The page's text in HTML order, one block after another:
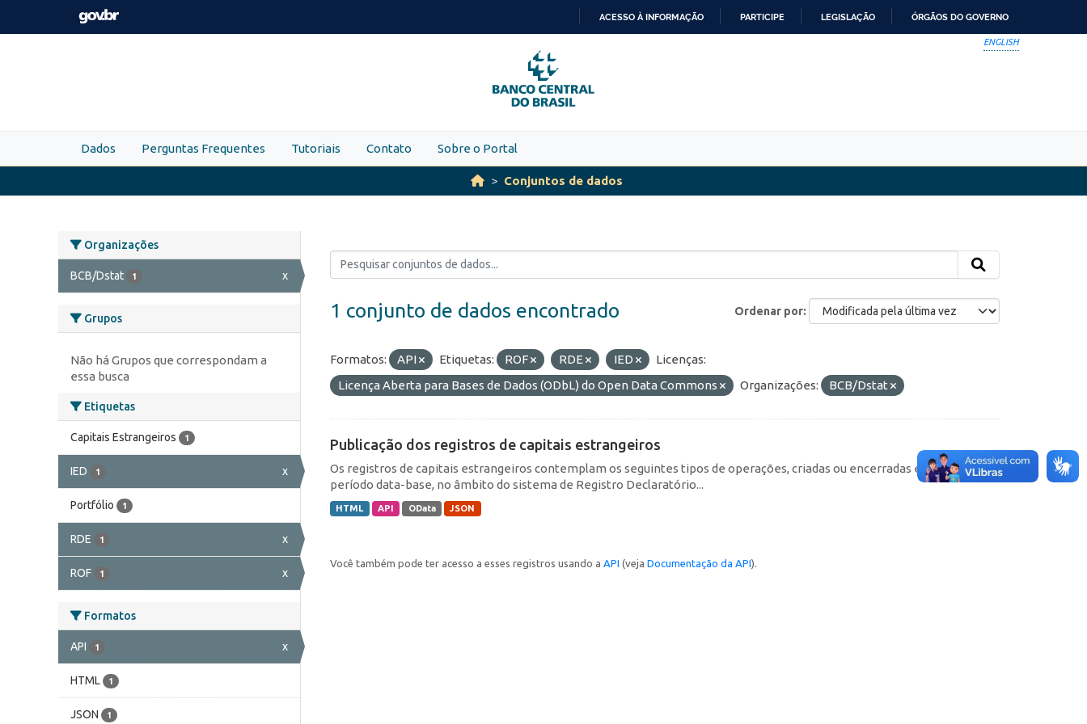
Skip to main content
PARA
O
CONTEÚDO
ACESSO À INFORMAÇÃO PARTICIPE LEGISLAÇÃO ÓRGÃOS DO GOVERNO
ENGLISH
Dados Perguntas Frequentes Tutoriais Contato Sobre o Portal
Conjuntos de dados
Organizações
BCB/Dstat 1 x
Grupos
Não há Grupos que correspondam a
essa busca
Etiquetas
Capitais Estrangeiros 1
IED 1 x
Portfólio 1
RDE 1 x
ROF 1 x
Formatos
API 1 x
HTML 1
JSON 1
Ordenar por
1 conjunto de dados encontrado
Formatos: API Etiquetas: ROF RDE IED
Licenças:
Licença Aberta para Bases de Dados (ODbL) do Open Data Commons
Organizações: BCB/Dstat
Publicação dos registros de capitais estrangeiros
Os registros de capitais estrangeiros contemplam os seguintes tipos de operações, criadas ou encerradas em cada
período data-base, no âmbito do sistema de Registro Declaratório...
HTML API OData JSON
Você também pode ter acesso a esses registros usando a API (veja Documentação da API).